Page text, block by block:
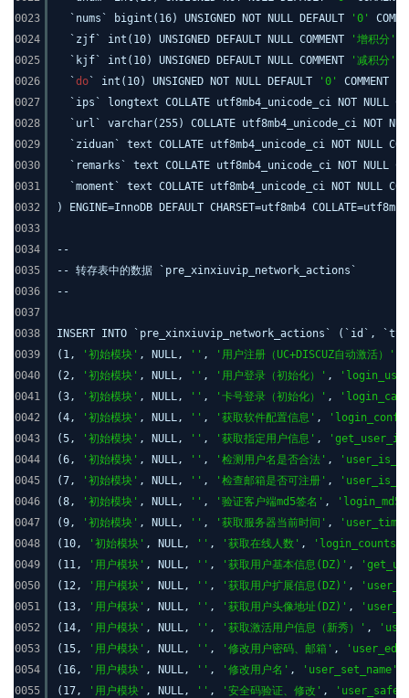
0023
0024
0025
0026
0027
0028
0029
0030
0031
0032
0033
0034
0035
0036
0037
0038
0039
0040
0041
0042
0043
0044
0045
0046
0047
0048
0049
0050
0051
0052
0053
0054
0055
`nums` bigint(16) UNSIGNED NOT NULL DEFAULT
'0'
`zjf` int(10) UNSIGNED DEFAULT NULL COMMENT
'增积分'
`kjf` int(10) UNSIGNED DEFAULT NULL COMMENT
'减积分'
`do ` int(10) UNSIGNED NOT NULL DEFAULT '0' COMMENT
`ips` longtext COLLATE utf8mb4_unicode_ci NOT NULL
`url` varchar(255) COLLATE utf8mb4_unicode_ci NOT
`ziduan` text COLLATE utf8mb4_unicode_ci NOT NULL
`remarks` text COLLATE utf8mb4_unicode_ci NOT NULL
`moment` text COLLATE utf8mb4_unicode_ci NOT NULL
) ENGINE=InnoDB DEFAULT CHARSET=utf8mb4
--
-- 转存表中的数据 `pre_xinxiuvip_network_actions`
--
INSERT INTO `pre_xinxiuvip_network_actions`
(1,
'初始模块' , NULL, '' , '用户注册（UC+DISCUZ自动激活）'
(2,
'初始模块' , NULL, '' , '用户登录（初始化）' ,
(3,
'初始模块' , NULL, '' , '卡号登录（初始化）' ,
(4,
'初始模块' , NULL, '' , '获取软件配置信息' ,
(5,
'初始模块' , NULL, '' , '获取指定用户信息' ,
(6,
'初始模块' , NULL, '' , '检测用户名是否合法' ,
(7,
'初始模块' , NULL, '' , '检查邮箱是否可注册' ,
(8,
'初始模块' , NULL, '' , '验证客户端md5签名' , 'login_md5'
(9,
'初始模块' , NULL, '' , '获取服务器当前时间' ,
(10,
'初始模块' , NULL, '' , '获取在线人数' , 'login_counts'
(11,
'用户模块' , NULL, '' , '获取用户基本信息(DZ)' ,
(12,
'用户模块' , NULL, '' , '获取用户扩展信息(DZ)' ,
(13,
'用户模块' , NULL, '' , '获取用户头像地址(DZ)' ,
(14,
'用户模块' , NULL, '' , '获取激活用户信息（新秀）' ,
(15,
'用户模块' , NULL, '' , '修改用户密码、邮箱' ,
(16,
'用户模块' , NULL, '' , '修改用户名' , 'user_set_name'
(17,
'用户模块' , NULL, '' , '安全码验证、修改' , 'user_safe'